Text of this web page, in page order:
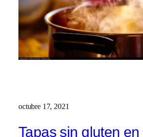
octubre 17, 2021
Tapas sin gluten